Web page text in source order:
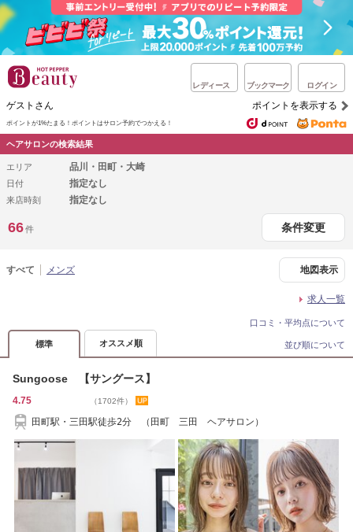
レディース ブックマーク ログイン
ゲストさん ポイントを表示する
ポイントが1%たまる！ ポイントはサロン予約でつかえる！
ヘアサロンの検索結果
エリア 品川・田町・大崎
日付 指定なし
来店時刻 指定なし
66件 条件変更
すべて メンズ 地図表示
求人一覧
口コミ・平均点について
標準 オススメ順 並び順について
Sungoose 【サングース】
4.75 （1702件）
田町駅・三田駅徒歩2分 （田町 三田 ヘアサロン）